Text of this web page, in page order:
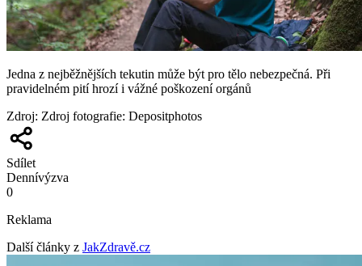
Jedna z nejběžnějších tekutin může být pro tělo nebezpečná. Při
pravidelném pití hrozí i vážné poškození orgánů
Zdroj: Zdroj fotografie: Depositphotos
Sdílet
Dennívýzva
0
Reklama
Další články z JakZdravě.cz